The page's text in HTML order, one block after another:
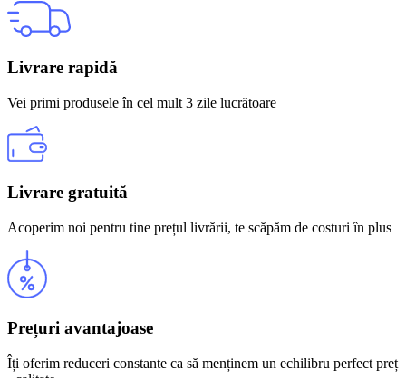
Livrare rapidă
Vei primi produsele în cel mult 3 zile lucrătoare
Livrare gratuită
Acoperim noi pentru tine prețul livrării, te scăpăm de costuri în plus
Prețuri avantajoase
Îți oferim reduceri constante ca să menținem un echilibru perfect preț